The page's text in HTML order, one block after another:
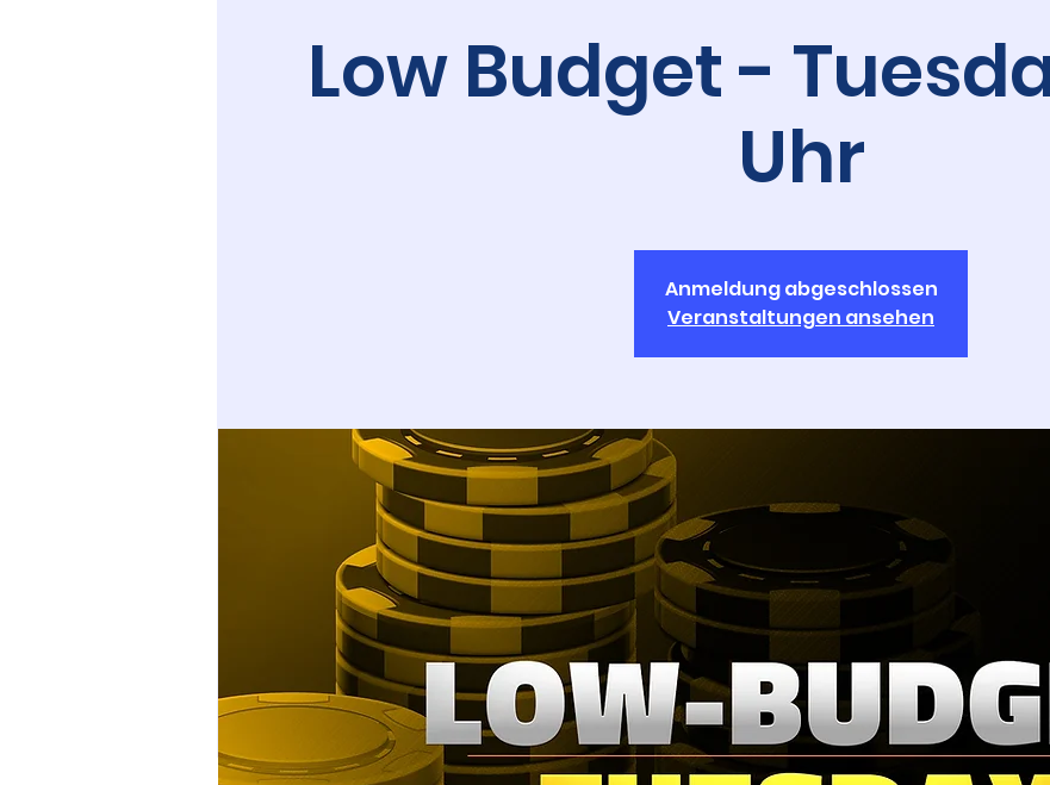
Low Budget -
Uhr
Anmeldung abgeschlossen
Veranstaltungen ansehen